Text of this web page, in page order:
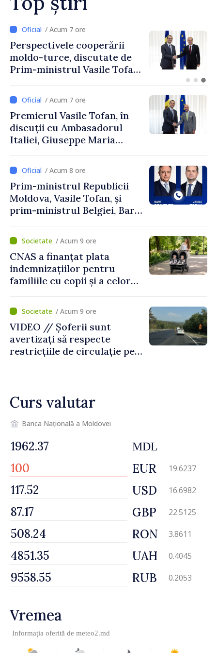
/ Acum 4 ore
Forumul Diasporei //
Republica Moldova,
promovată în Elveția prin
exporturi
/ Acum 7 ore
Premierul Vasile Tofan, în
discuții cu Ambasadorul
Italiei, Giuseppe Maria
/ Acum 8 ore
Prim-ministrul Republicii
Moldova, Vasile Tofan, și
prim-ministrul Belgiei, Bart
despre parcursul european
al Republicii Moldova.
/ Acum 9 ore
CNAS a finanțat plata
indemnizațiilor pentru
familiile cu copii și a celor
temporară de muncă
/ Acum 9 ore
VIDEO // Șoferii sunt
avertizați să respecte
restricțiile de circulație pe
Curs valutar
Banca Națională a Moldovei
MDL
EUR 19.6237
USD 16.6982
GBP 22.5125
RON 3.8611
UAH 0.4045
RUB 0.2053
Vremea
Informația oferită de meteo2.md